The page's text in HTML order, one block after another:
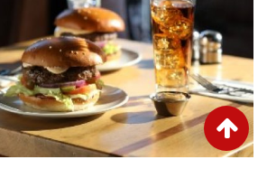
גלילה
לראש